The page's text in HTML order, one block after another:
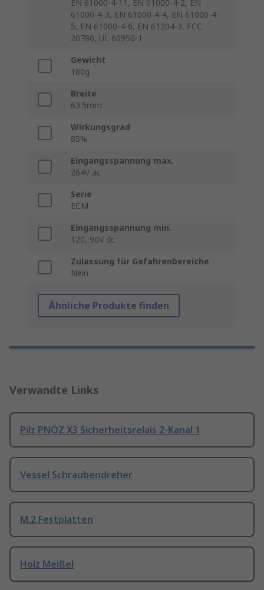
EN 61000-4-11, EN 61000-4-2, EN
61000-4-3, EN 61000-4-4, EN 61000-4-
5, EN 61000-4-6, EN 61204-3, FCC
20780, UL 60950-1
Gewicht
180g
Breite
63.5mm
Wirkungsgrad
85%
Eingangsspannung max.
264V ac
Serie
ECM
Eingangsspannung min.
120, 90V dc
Zulassung für Gefahrenbereiche
Nein
Ähnliche Produkte finden
Verwandte Links
Pilz PNOZ X3 Sicherheitsrelais 2-Kanal 1
Vessel Schraubendreher
M.2 Festplatten
Holz Meißel